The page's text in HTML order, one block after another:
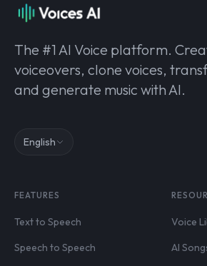
The #1 AI Voice platform.
voiceovers, clone voices,
and generate music with AI.
English
FEATURES
Text to Speech
Speech to Speech
Voice
AI